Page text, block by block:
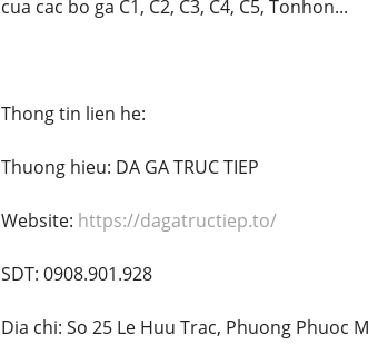
cua cac bo ga C1, C2, C3, C4, C5, Tonhon...
Thong tin lien he:
Thuong hieu: DA GA TRUC TIEP
Website: https://dagatructiep.to/
SDT: 0908.901.928
Dia chi: So 25 Le Huu Trac, Phuong Phuoc